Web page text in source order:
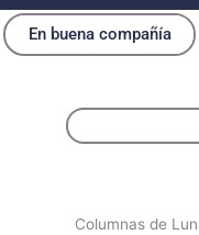
En buena compañía
Columnas de